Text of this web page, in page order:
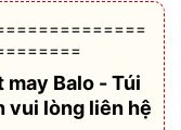
may Balo - Túi
vui lòng liên hệ